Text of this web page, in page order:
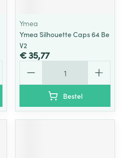
Ymea
Ymea Silhouette Caps 64 Be
V2
€ 35,77
Bestel